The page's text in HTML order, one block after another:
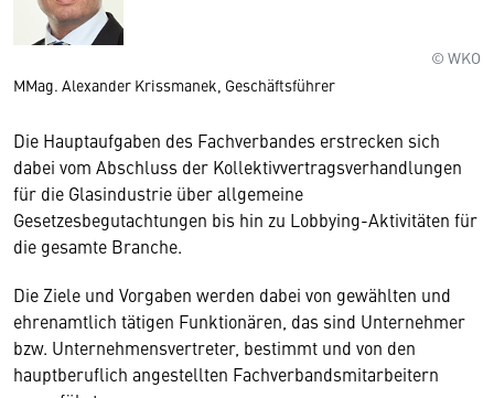
© WKO
MMag. Alexander Krissmanek, Geschäftsführer
Die Hauptaufgaben des Fachverbandes erstrecken sich
dabei vom Abschluss der Kollektivvertragsverhandlungen
für die Glasindustrie über allgemeine
Gesetzesbegutachtungen bis hin zu Lobbying-Aktivitäten für
die gesamte Branche.
Die Ziele und Vorgaben werden dabei von gewählten und
ehrenamtlich tätigen Funktionären, das sind Unternehmer
bzw. Unternehmensvertreter, bestimmt und von den
hauptberuflich angestellten Fachverbandsmitarbeitern